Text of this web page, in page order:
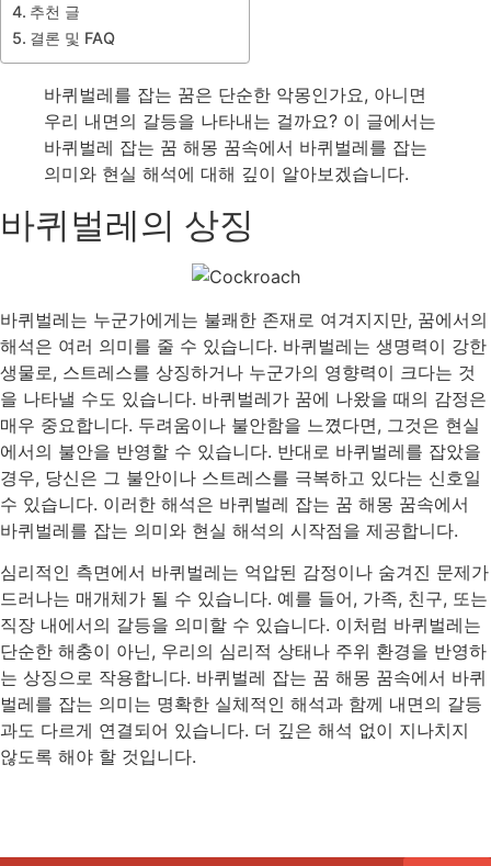
추천 글
결론 및 FAQ
바퀴벌레를 잡는 꿈은 단순한 악몽인가요, 아니면
우리 내면의 갈등을 나타내는 걸까요? 이 글에서는
바퀴벌레 잡는 꿈 해몽 꿈속에서 바퀴벌레를 잡는
의미와 현실 해석에 대해 깊이 알아보겠습니다.
바퀴벌레의 상징
바퀴벌레는 누군가에게는 불쾌한 존재로 여겨지지만, 꿈에서의
해석은 여러 의미를 줄 수 있습니다. 바퀴벌레는 생명력이 강한
생물로, 스트레스를 상징하거나 누군가의 영향력이 크다는 것
을 나타낼 수도 있습니다. 바퀴벌레가 꿈에 나왔을 때의 감정은
매우 중요합니다. 두려움이나 불안함을 느꼈다면, 그것은 현실
에서의 불안을 반영할 수 있습니다. 반대로 바퀴벌레를 잡았을
경우, 당신은 그 불안이나 스트레스를 극복하고 있다는 신호일
수 있습니다. 이러한 해석은 바퀴벌레 잡는 꿈 해몽 꿈속에서
바퀴벌레를 잡는 의미와 현실 해석의 시작점을 제공합니다.
심리적인 측면에서 바퀴벌레는 억압된 감정이나 숨겨진 문제가
드러나는 매개체가 될 수 있습니다. 예를 들어, 가족, 친구, 또는
직장 내에서의 갈등을 의미할 수 있습니다. 이처럼 바퀴벌레는
단순한 해충이 아닌, 우리의 심리적 상태나 주위 환경을 반영하
는 상징으로 작용합니다. 바퀴벌레 잡는 꿈 해몽 꿈속에서 바퀴
벌레를 잡는 의미는 명확한 실체적인 해석과 함께 내면의 갈등
과도 다르게 연결되어 있습니다. 더 깊은 해석 없이 지나치지
않도록 해야 할 것입니다.